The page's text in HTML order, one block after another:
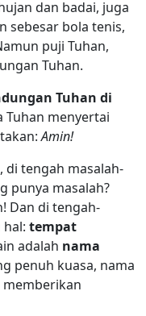
dan badai, juga
sebesar bola tenis,
puji Tuhan,
Tuhan.
Tuhan di
Tuhan menyertai
Amin!
di tengah masalah-
punya masalah?
Dan di tengah-
tempat
adalah nama
penuh kuasa, nama
memberikan